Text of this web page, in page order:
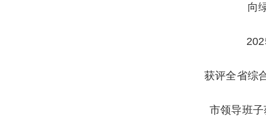
向
获评全省综
市领导班